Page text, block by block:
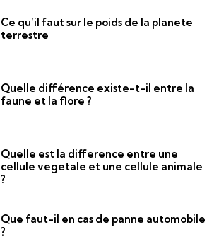
Ce qu’il faut sur le poids de la planete
terrestre
Quelle différence existe-t-il entre la
faune et la flore ?
Quelle est la difference entre une
cellule vegetale et une cellule animale
?
Que faut-il en cas de panne automobile
?